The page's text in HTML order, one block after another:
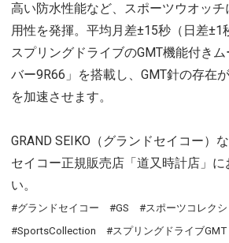
高い防水性能など、スポーツウオッ
用性を発揮。平均月差±15秒（日差±1
スプリングドライブのGMT機能付き
バー9R66」を搭載し、GMT針の存在
を加速させます。
GRAND SEIKO（グランドセイコー）
セイコー正規販売店「道又時計店」に
い。
#グランドセイコー #GS #スポーツコレクシ
#SportsCollection #スプリングドライブGMT